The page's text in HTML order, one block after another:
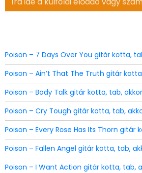
for:
Poison – 7 Days Over You gitár kotta,
Poison – Ain’t That The Truth gitár
Poison – Body Talk gitár kotta, tab,
Poison – Cry Tough gitár kotta, tab,
Poison – Every Rose Has Its Thorn gitár
Poison – Fallen Angel gitár kotta, tab,
Poison – I Want Action gitár kotta, tab,